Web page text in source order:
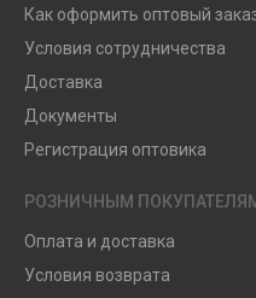
Как оформить оптовый
Условия сотрудничества
Доставка
Документы
Регистрация оптовика
РОЗНИЧНЫМ
Оплата и доставка
Условия возврата